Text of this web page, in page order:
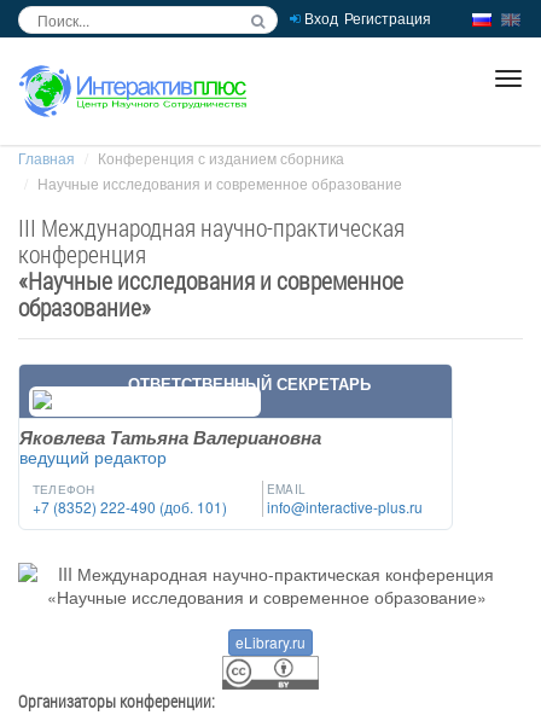
Вход Регистрация
Главная
Конференция с изданием сборника
Научные исследования и современное образование
III Международная научно-практическая
конференция
«Научные исследования и современное
образование»
ОТВЕТСТВЕННЫЙ СЕКРЕТАРЬ
Яковлева Татьяна Валериановна
ведущий редактор
ТЕЛЕФОН
+7 (8352) 222-490 (доб. 101)
EMAIL
info@interactive-plus.ru
eLibrary.ru
Организаторы конференции: